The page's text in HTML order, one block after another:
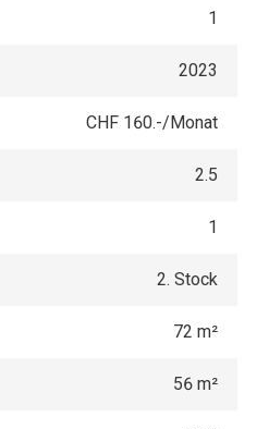
1
2023
CHF 160.-/Monat
2.5
1
2. Stock
72 m²
56 m²